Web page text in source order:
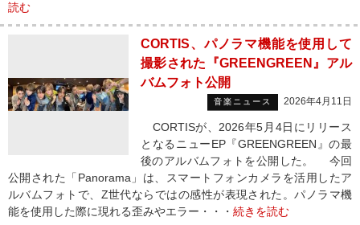
読む
CORTIS、パノラマ機能を使用して
撮影された『GREENGREEN』アル
バムフォト公開
音楽ニュース 2026年4月11日
CORTISが、2026年5月4日にリリース
となるニューEP『GREENGREEN』の最
後のアルバムフォトを公開した。 今回
公開された「Panorama」は、スマートフォンカメラを活用したア
ルバムフォトで、Z世代ならではの感性が表現された。パノラマ機
能を使用した際に現れる歪みやエラー・・・ 続きを読む